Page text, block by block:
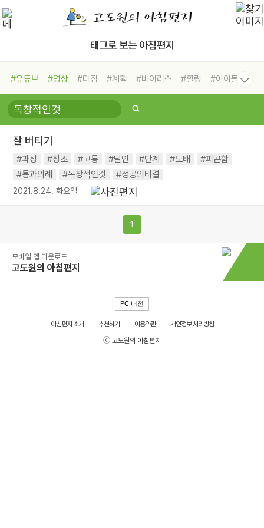
태그로 보는 아침편지
#유튜브 #명상 #다짐 #계획 #바이러스 #힐링
#아이들
#비전캠프
#독서캠프 #삶
#희망
#나눔 #친구 #링컨학교
#독서
#건강
잘 버티기
#과정 #창조 #고통 #달인 #단계 #도배
#피곤함
#통과의례
#독창적인것 #성공의비결
2021.8.24. 화요일
1
모바일 앱 다운로드
고도원의 아침편지
PC 버전
아침편지 소개 추천하기 이용약관
개인정보 처리방침
ⓒ 고도원의 아침편지